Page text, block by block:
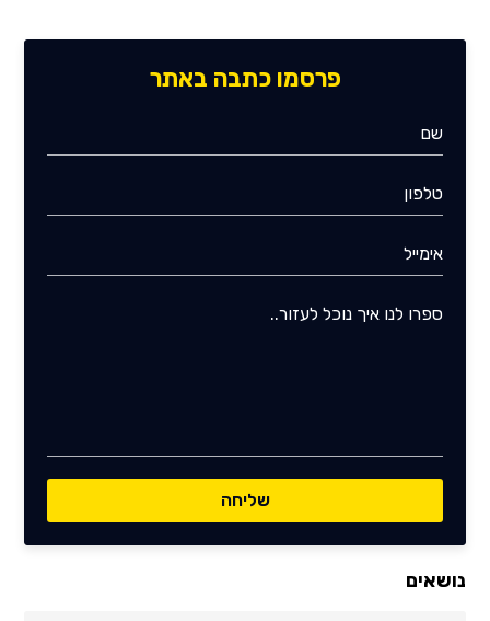
פרסמו כתבה באתר
נושאים